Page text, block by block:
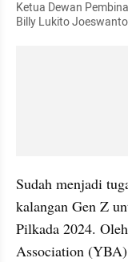
Ketua Dewan
Billy Lukito
Sudah menjadi
kalangan Gen Z
Pilkada 2024.
Association (YBA)